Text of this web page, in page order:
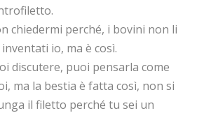
chiedermi perché, i bovini non li
io, ma è così.
discutere, puoi pensarla come
ma la bestia è fatta così, non si
il filetto perché tu sei un